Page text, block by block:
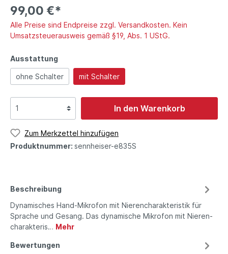
99,00 €*
Alle Preise sind Endpreise zzgl. Versandkosten. Kein
Umsatzsteuerausweis gemäß §19, Abs. 1 UStG.
Ausstattung
ohne Schalter mit Schalter
In den Warenkorb
Zum Merkzettel hinzufügen
Produktnummer: sennheiser-e835S
Beschreibung
Dynamisches Hand-Mikrofon mit Nieren­charak­teristik für
Sprache und Gesang. Das dynamische Mikrofon mit Nieren­
charak­teris… Mehr
Bewertungen